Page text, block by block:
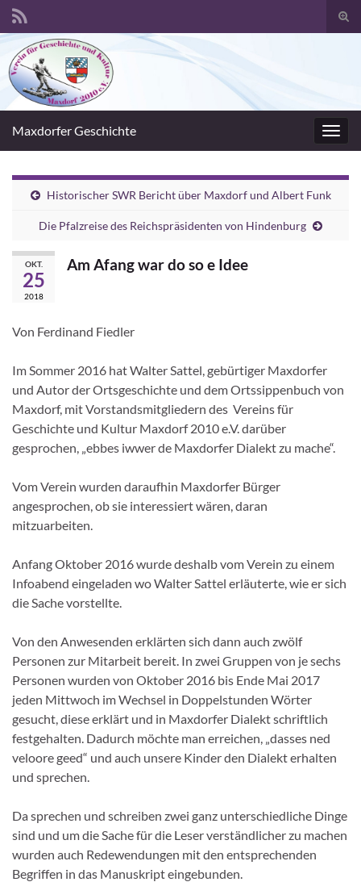
Search for:
Maxdorfer Geschichte
Historischer SWR Bericht über Maxdorf und Albert Funk
Die Pfalzreise des Reichspräsidenten von Hindenburg
OKT.
25
2018
Am Afang war do so e Idee
Von Ferdinand Fiedler
Im Sommer 2016 hat Walter Sattel, gebürtiger Maxdorfer
und Autor der Ortsgeschichte und dem Ortssippenbuch von
Maxdorf, mit Vorstandsmitgliedern des Vereins für
Geschichte und Kultur Maxdorf 2010 e.V. darüber
gesprochen, „ebbes iwwer de Maxdorfer Dialekt zu mache“.
Vom Verein wurden daraufhin Maxdorfer Bürger
angesprochen, ob sie interessiert wären, daran
mitzuarbeiten.
Anfang Oktober 2016 wurde deshalb vom Verein zu einem
Infoabend eingeladen wo Walter Sattel erläuterte, wie er sich
die Sache vorstellte.
Von den Anwesenden erklärten sich dann auch zwölf
Personen zur Mitarbeit bereit. In zwei Gruppen von je sechs
Personen wurden von Oktober 2016 bis Ende Mai 2017
jeden Mittwoch im Wechsel in Doppelstunden Wörter
gesucht, diese erklärt und in Maxdorfer Dialekt schriftlich
festgehalten. Dadurch möchte man erreichen, „dasses ned
veloore geed“ und auch unsere Kinder den Dialekt erhalten
und sprechen.
Da sprechen und schreiben zwei ganz unterschiedliche Dinge
sind und um die Sache für die Leser verständlicher zu machen
wurden auch Redewendungen mit den entsprechenden
Begriffen in das Manuskript eingebunden.